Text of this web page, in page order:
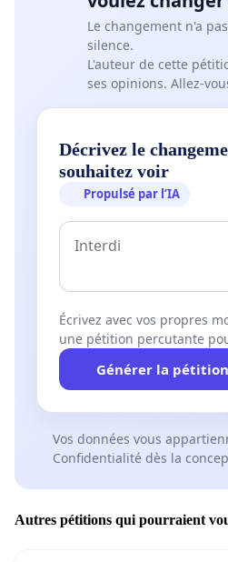
Le changement n'a
silence.
L'auteur de cette
ses opinions. Allez-
Décrivez le
souhaitez voir
Propulsé par l’IA
Écrivez avec vos propres
une pétition percutante
Générer la pétition
Vos données vous
Confidentialité dès la
Autres pétitions qui pourraient